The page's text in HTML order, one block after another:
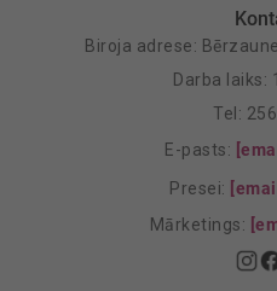
Biroja adrese:
Darba laiks:
Tel:
E-pasts:
Presei:
Mārketings: